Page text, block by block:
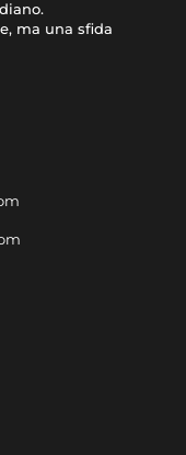
ma una sfida